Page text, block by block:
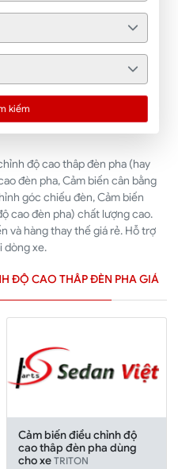
kiếm
độ cao thâp đèn pha (hay
đèn pha, Cảm biến cân bằng
góc chiếu đèn, Cảm biến
cao đèn pha) chất lượng cao.
và hàng thay thế giá rẻ. Hỗ trợ
dòng xe.
ĐỘ CAO THÂP ĐÈN PHA GIÁ
Cảm biến điều chỉnh độ
cao thâp đèn pha dùng
cho xeTRITON